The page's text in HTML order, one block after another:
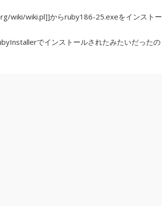
wiki/wiki.pl]]からruby186-25.exeをインストー
でインストールされたみたいだったの